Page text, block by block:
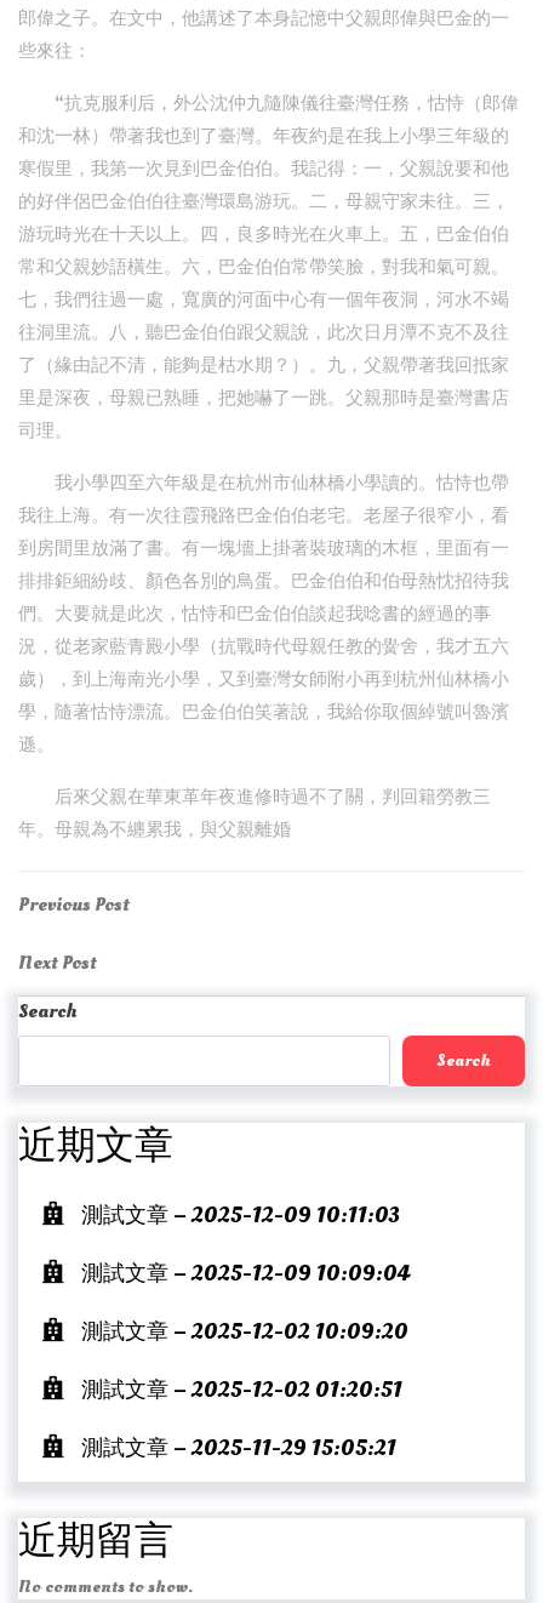
郎偉之子。在文中，他講述了本身記憶中父親郎偉與巴金的一
些來往：
“抗克服利后，外公沈仲九隨陳儀往臺灣任務，怙恃（郎偉
和沈一林）帶著我也到了臺灣。年夜約是在我上小學三年級的
寒假里，我第一次見到巴金伯伯。我記得：一，父親說要和他
的好伴侶巴金伯伯往臺灣環島游玩。二，母親守家未往。三，
游玩時光在十天以上。四，良多時光在火車上。五，巴金伯伯
常和父親妙語橫生。六，巴金伯伯常帶笑臉，對我和氣可親。
七，我們往過一處，寬廣的河面中心有一個年夜洞，河水不竭
往洞里流。八，聽巴金伯伯跟父親說，此次日月潭不克不及往
了（緣由記不清，能夠是枯水期？）。九，父親帶著我回抵家
里是深夜，母親已熟睡，把她嚇了一跳。父親那時是臺灣書店
司理。
我小學四至六年級是在杭州市仙林橋小學讀的。怙恃也帶
我往上海。有一次往霞飛路巴金伯伯老宅。老屋子很窄小，看
到房間里放滿了書。有一塊墻上掛著裝玻璃的木框，里面有一
排排鉅細紛歧、顏色各別的鳥蛋。巴金伯伯和伯母熱忱招待我
們。大要就是此次，怙恃和巴金伯伯談起我唸書的經過的事
況，從老家藍青殿小學（抗戰時代母親任教的黌舍，我才五六
歲），到上海南光小學，又到臺灣女師附小再到杭州仙林橋小
學，隨著怙恃漂流。巴金伯伯笑著說，我給你取個綽號叫魯濱
遜。
后來父親在華東革年夜進修時過不了關，判回籍勞教三
年。母親為不纏累我，與父親離婚
Post
navigation
Previous
Previous Post
Next
Post
Next Post
Search
Search
近期文章
測試文章 – 2025-12-09 10:11:03
測試文章 – 2025-12-09 10:09:04
測試文章 – 2025-12-02 10:09:20
測試文章 – 2025-12-02 01:20:51
測試文章 – 2025-11-29 15:05:21
近期留言
No comments to show.